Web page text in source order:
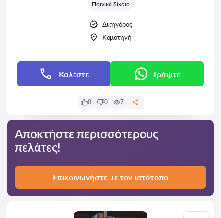
Ποινικό δίκαιο
Δικηγόρος
Κομοτηνή
Καλέστε Γράψτε
0 0 7
Αποκτήστε περισσότερους
πελάτες!
Επικοινωνήστε με τον ιστότοπο